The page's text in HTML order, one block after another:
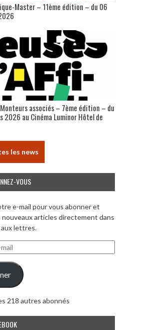
Master – 11ème édition – du 06
associés – 7ème édition – du
2026 au Cinéma Luminor Hôtel de
les news
VOUS
e-mail pour vous abonner et
nouveaux articles directement dans
lettres.
218 autres abonnés